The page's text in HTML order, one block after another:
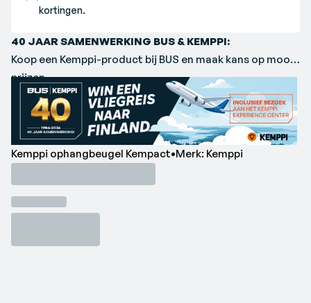
kortingen.
40 JAAR SAMENWERKING BUS & KEMPPI:
Koop een Kemppi-product bij BUS en maak kans op mooie
prijzen.
Kemppi ophangbeugel Kempact•Merk: Kemppi